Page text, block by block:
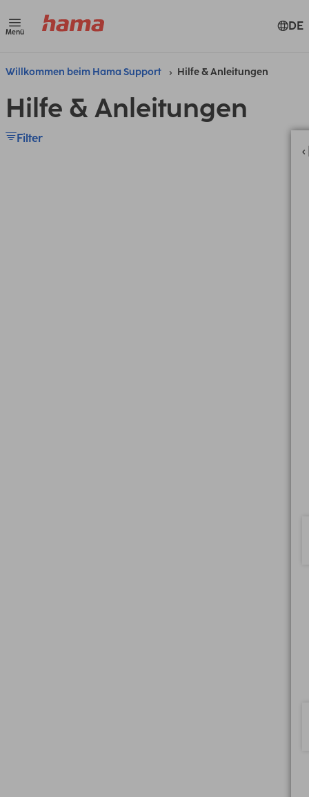
Menü DE
Willkommen beim Hama Support Hilfe & Anleitungen
Hilfe & Anleitungen
Filter